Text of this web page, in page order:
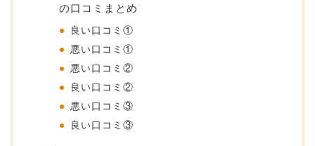
の口コミまとめ
良い口コミ①
悪い口コミ①
悪い口コミ②
良い口コミ②
悪い口コミ③
良い口コミ③